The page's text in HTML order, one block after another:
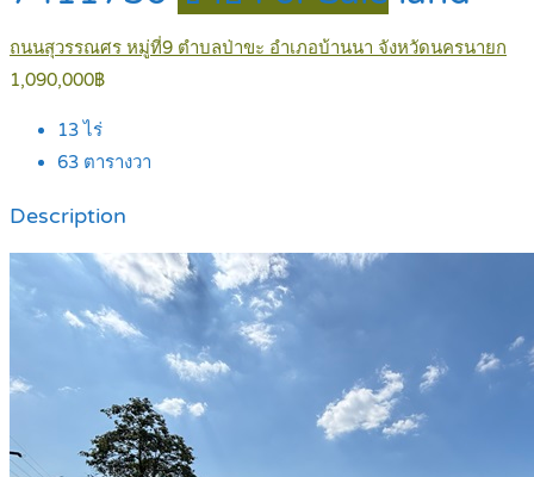
ถนนสุวรรณศร หมู่ที่9 ตำบลป่าขะ อำเภอบ้านนา จังหวัดนครนายก
1,090,000฿
13ไร่
63 ตารางวา
Description